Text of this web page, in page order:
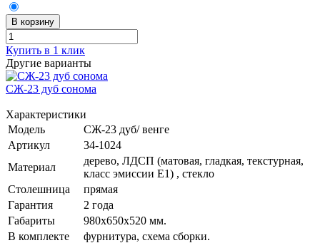
В корзину
Купить в 1 клик
Другие варианты
СЖ-23 дуб сонома
Характеристики
Модель
СЖ-23 дуб/ венге
Артикул
34-1024
Материал
дерево, ЛДСП (матовая, гладкая, текстурная,
класс эмиссии E1) , стекло
Столешница
прямая
Гарантия
2 года
Габариты
980х650х520 мм.
В комплекте
фурнитура, схема сборки.